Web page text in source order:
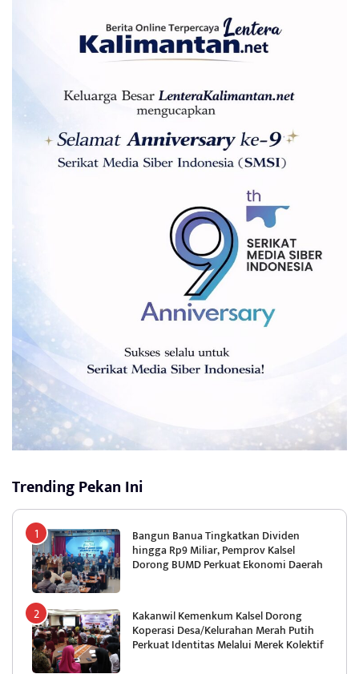
Trending Pekan Ini
Bangun Banua Tingkatkan Dividen
hingga Rp9 Miliar, Pemprov Kalsel
Dorong BUMD Perkuat Ekonomi Daerah
Kakanwil Kemenkum Kalsel Dorong
Koperasi Desa/Kelurahan Merah Putih
Perkuat Identitas Melalui Merek Kolektif